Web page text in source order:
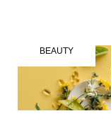
BEAUTY